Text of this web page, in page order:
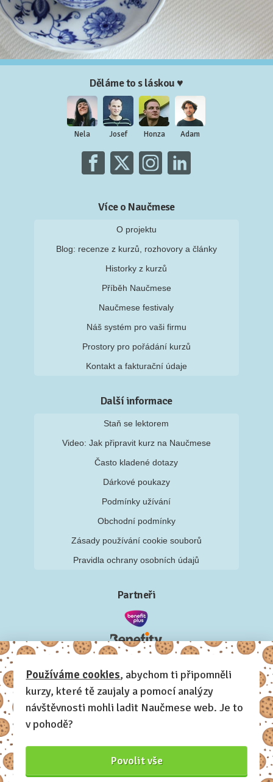
Děláme to s láskou ♥
Nela Josef Honza Adam
Více o Naučmese
O projektu
Blog: recenze z kurzů, rozhovory a články
Historky z kurzů
Příběh Naučmese
Naučmese festivaly
Náš systém pro vaši firmu
Prostory pro pořádání kurzů
Kontakt a fakturační údaje
Další informace
Staň se lektorem
Video: Jak připravit kurz na Naučmese
Často kladené dotazy
Dárkové poukazy
Podmínky užívání
Obchodní podmínky
Zásady používání cookie souborů
Pravidla ochrany osobních údajů
Partneři
Používáme cookies, abychom ti připomněli
kurzy, které tě zaujaly a pomocí analýzy
návštěvnosti mohli ladit Naučmese web. Je to
v pohodě?
Povolit vše